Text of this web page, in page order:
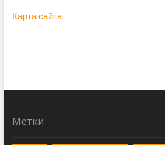
Карта сайта
Метки